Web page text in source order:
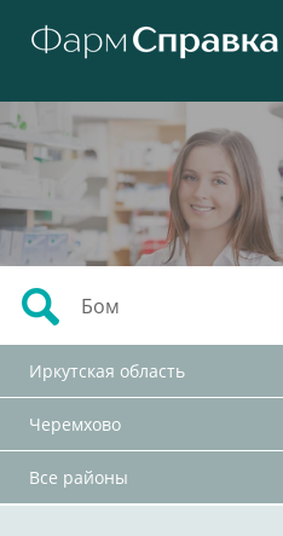
Иркутская область
Черемхово
Все районы